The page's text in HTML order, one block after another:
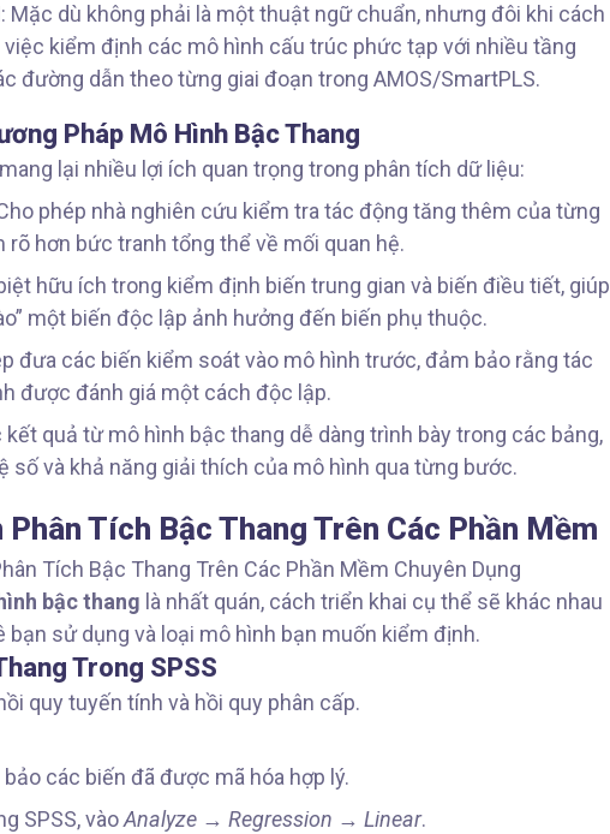
: Mặc dù không phải là một thuật ngữ chuẩn, nhưng đôi khi cách
kiểm định các mô hình cấu trúc phức tạp với nhiều tầng
đường dẫn theo từng giai đoạn trong AMOS/SmartPLS.
Pháp Mô Hình Bậc Thang
mang lại nhiều lợi ích quan trọng trong phân tích dữ liệu:
phép nhà nghiên cứu kiểm tra tác động tăng thêm của từng
hơn bức tranh tổng thể về mối quan hệ.
hữu ích trong kiểm định biến trung gian và biến điều tiết, giúp
một biến độc lập ảnh hưởng đến biến phụ thuộc.
đưa các biến kiểm soát vào mô hình trước, đảm bảo rằng tác
được đánh giá một cách độc lập.
kết quả từ mô hình bậc thang dễ dàng trình bày trong các bảng,
số và khả năng giải thích của mô hình qua từng bước.
Tích Bậc Thang Trên Các Phần Mềm
bậc thang là nhất quán, cách triển khai cụ thể sẽ khác nhau
sử dụng và loại mô hình bạn muốn kiểm định.
Trong SPSS
quy tuyến tính và hồi quy phân cấp.
các biến đã được mã hóa hợp lý.
SPSS, vàoAnalyze → Regression → Linear.